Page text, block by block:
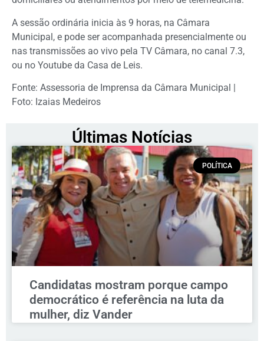
A sessão ordinária inicia às 9 horas, na Câmara
Municipal, e pode ser acompanhada presencialmente ou
nas transmissões ao vivo pela TV Câmara, no canal 7.3,
ou no Youtube da Casa de Leis.
Fonte: Assessoria de Imprensa da Câmara Municipal |
Foto: Izaias Medeiros
Últimas Notícias
POLÍTICA
Candidatas mostram porque campo
democrático é referência na luta da
mulher, diz Vander